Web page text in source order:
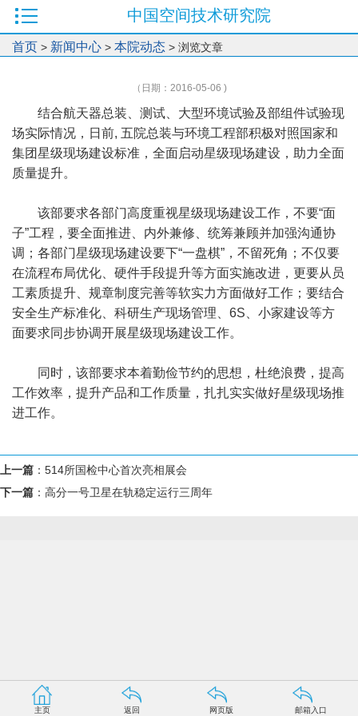
中国空间技术研究院
首页 > 新闻中心 > 本院动态 > 浏览文章
（日期：2016-05-06 )
结合航天器总装、测试、大型环境试验及部组件试验现
场实际情况，日前, 五院总装与环境工程部积极对照国家和
集团星级现场建设标准，全面启动星级现场建设，助力全面
质量提升。
该部要求各部门高度重视星级现场建设工作，不要“面
子”工程，要全面推进、内外兼修、统筹兼顾并加强沟通协
调；各部门星级现场建设要下“一盘棋”，不留死角；不仅要
在流程布局优化、硬件手段提升等方面实施改进，更要从员
工素质提升、规章制度完善等软实力方面做好工作；要结合
安全生产标准化、科研生产现场管理、6S、小家建设等方
面要求同步协调开展星级现场建设工作。
同时，该部要求本着勤俭节约的思想，杜绝浪费，提高
工作效率，提升产品和工作质量，扎扎实实做好星级现场推
进工作。
上一篇 ： 514所国检中心首次亮相展会
下一篇 ： 高分一号卫星在轨稳定运行三周年
主页 返回 网页版 邮箱入口